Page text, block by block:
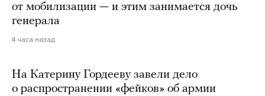
от мобилизации — и этим занимается дочь
генерала
4 часа назад
На Катерину Гордееву завели дело
о распространении «фейков» об армии